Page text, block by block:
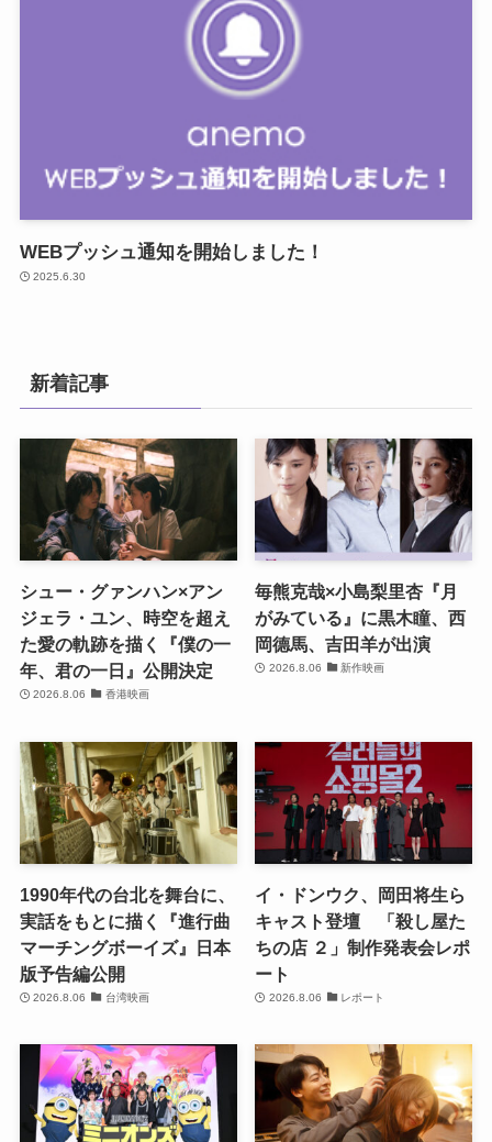
WEBプッシュ通知を開始しました！
2025.6.30
新着記事
シュー・グァンハン×アン
ジェラ・ユン、時空を超え
た愛の軌跡を描く『僕の一
年、君の一日』公開決定
2026.8.06 香港映画
毎熊克哉×小島梨里杏『月
がみている』に黒木瞳、西
岡德馬、吉田羊が出演
2026.8.06 新作映画
1990年代の台北を舞台に、
実話をもとに描く『進行曲
マーチングボーイズ』日本
版予告編公開
2026.8.06 台湾映画
イ・ドンウク、岡田将生ら
キャスト登壇 「殺し屋た
ちの店 ２」制作発表会レポ
ート
2026.8.06 レポート